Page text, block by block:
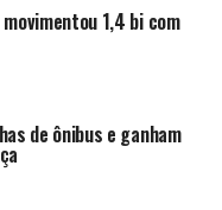
1,4 bi com
de ônibus e ganham